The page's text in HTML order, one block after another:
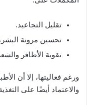
تقليل التجاعيد.
تحسين مرونة
تقوية الأظافر
ورغم فعاليتها، إلا أن
والاعتماد أيضًا على